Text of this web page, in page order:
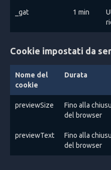
_gat 1 min
Cookie impostati da
Nome del
cookie
Durata
previewSize
Fino alla
del browser
previewText
Fino alla
del browser